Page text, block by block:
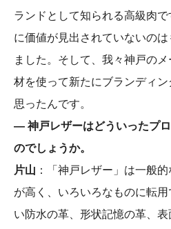
ランドとして知られる高級肉
に価値が見出されていないの
ました。そして、我々神戸の
材を使って新たにブランディ
思ったんです。
― 神戸レザーはどういったプ
のでしょうか。
片山 ：「神戸レザー」は一般
が高く、いろいろなものに転
い防水の革、形状記憶の革、